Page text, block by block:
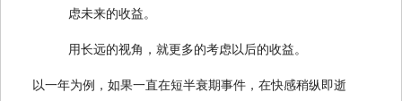
虑未来的收益。
用长远的视角，就更多的考虑以后的收益。
以一年为例，如果一直在短半衰期事件，在快感稍纵即逝